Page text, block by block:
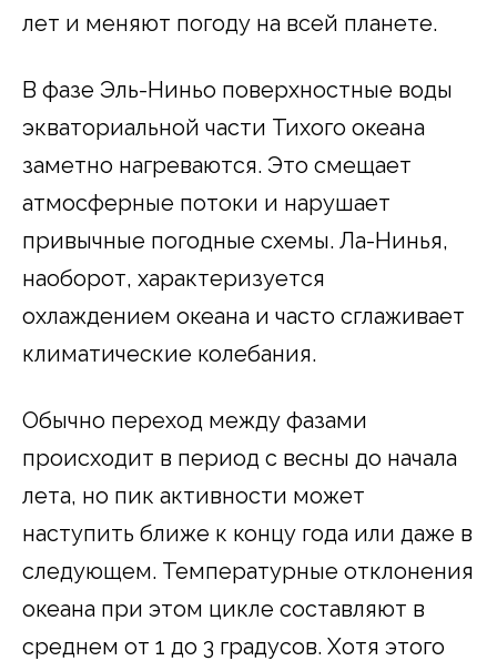
лет и меняют погоду на всей планете.
В фазе Эль-Ниньо поверхностные воды
экваториальной части Тихого океана
заметно нагреваются. Это смещает
атмосферные потоки и нарушает
привычные погодные схемы. Ла-Нинья,
наоборот, характеризуется
охлаждением океана и часто сглаживает
климатические колебания.
Обычно переход между фазами
происходит в период с весны до начала
лета, но пик активности может
наступить ближе к концу года или даже в
следующем. Температурные отклонения
океана при этом цикле составляют в
среднем от 1 до 3 градусов. Хотя этого